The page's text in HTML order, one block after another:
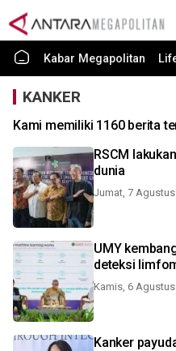
Kabar Megapolitan
KANKER
Kami memiliki 1160 berita
RSCM
dunia
Jumat, 7 Agustus
UMY
deteksi
Kamis, 6 Agustus
Kanker